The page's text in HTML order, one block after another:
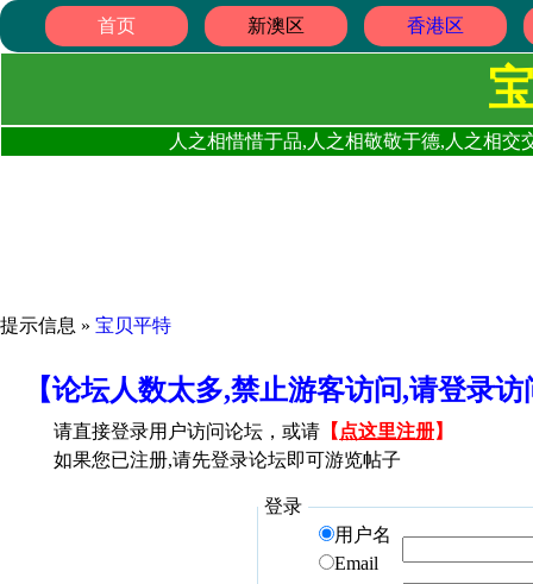
首页 新澳区 香港区
人之相惜惜于品,人之相敬敬于德,人之相
提示信息 » 宝贝平特
【论坛人数太多,禁止游客访问,请登录
请直接登录用户访问论坛，或请 【 点这里注册】
如果您已注册,请先登录论坛即可游览帖子
登录
用户名
Email